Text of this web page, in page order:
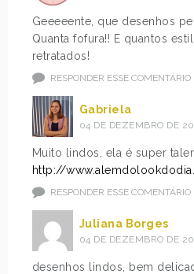
Geeeeente, que desenhos
Quanta fofura!! E quantos
retratados!
RESPONDER ESSE COMENTÁRIO
Gabriela
04 DE DEZEMBRO DE
Muito lindos, ela é super
http://
RESPONDER ESSE COMENTÁRIO
Juliana Borges
04 DE DEZEMBRO DE
desenhos lindos, bem